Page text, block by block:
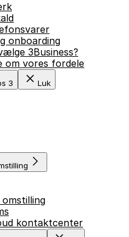
onboarding
3Business?
om vores fordele
3 Luk
kontaktcenter